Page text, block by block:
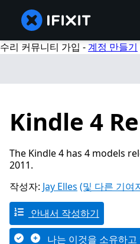
수리 커뮤니티 가입 -계정 만들기
Kindle 4
The Kindle 4 has 4 models
2011.
작성자: Jay Elles (및 다른 기여
안내서 작성하기
나는 이것을 소유하